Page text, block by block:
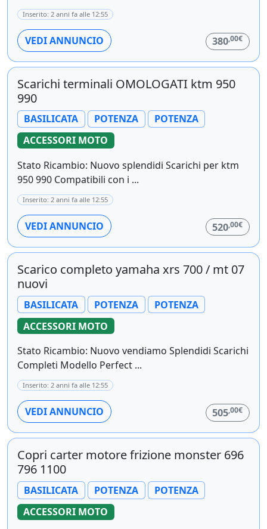
Inserito: 2 anni fa alle 12:55
VEDI ANNUNCIO 380,00€
Scarichi terminali OMOLOGATI ktm 950
990
BASILICATA POTENZA
POTENZA
ACCESSORI MOTO
Stato Ricambio: Nuovo splendidi Scarichi per ktm
950 990 Compatibili con i ...
Inserito: 2 anni fa alle 12:55
VEDI ANNUNCIO 520,00€
Scarico completo yamaha xrs 700 / mt 07
nuovi
BASILICATA POTENZA
POTENZA
ACCESSORI MOTO
Stato Ricambio: Nuovo vendiamo Splendidi Scarichi
Completi Modello Perfect ...
Inserito: 2 anni fa alle 12:55
VEDI ANNUNCIO 505,00€
Copri carter motore frizione monster 696
796 1100
BASILICATA POTENZA
POTENZA
ACCESSORI MOTO